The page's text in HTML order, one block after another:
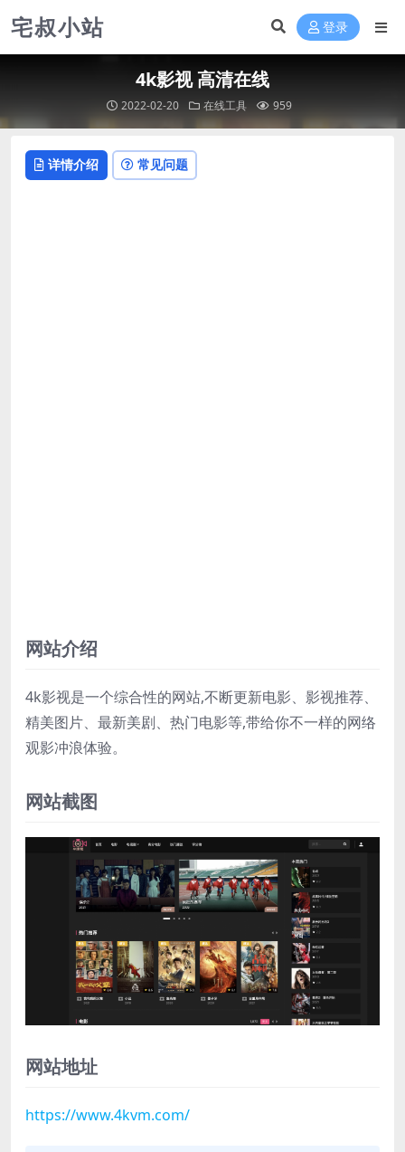
宅叔小站 登录
4k影视 高清在线
2022-02-20 在线工具 959
详情介绍 常见问题
网站介绍
4k影视是一个综合性的网站,不断更新电影、影视推荐、
精美图片、最新美剧、热门电影等,带给你不一样的网络
观影冲浪体验。
网站截图
网站地址
https://www.4kvm.com/